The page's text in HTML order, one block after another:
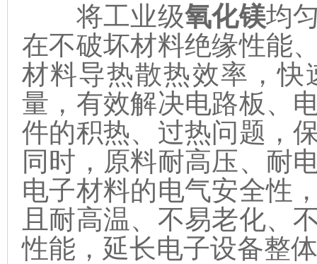
将工业级氧化镁均
在不破坏材料绝缘性能
材料导热散热效率，
量，有效解决电路板、
件的积热、过热问题，
同时，原料耐高压、耐
电子材料的电气安全性
且耐高温、不易老化、
性能，延长电子设备整